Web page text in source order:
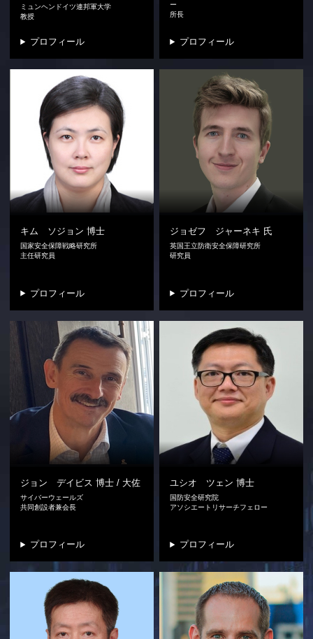
ミュンヘンドイツ連邦軍大学
教授
プロフィール
ー
所長
プロフィール
キム ソジョン 博士
国家安全保障戦略研究所
主任研究員
プロフィール
ジョゼフ ジャーネキ 氏
英国王立防衛安全保障研究所
研究員
プロフィール
ジョン デイビス 博士 / 大佐
サイバーウェールズ
共同創設者兼会長
プロフィール
ユシオ ツェン 博士
国防安全研究院
アソシエートリサーチフェロー
プロフィール